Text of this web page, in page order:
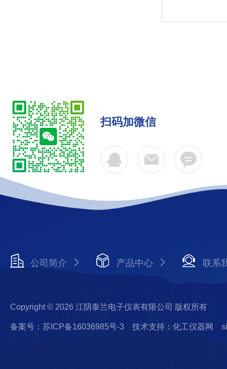
扫码加微信
公司简介 产品中心 联系
Copyright © 2026 江阴泰兰电子仪表有限公司 版权所有
备案号：苏ICP备16036985号-3 技术支持：化工仪器网